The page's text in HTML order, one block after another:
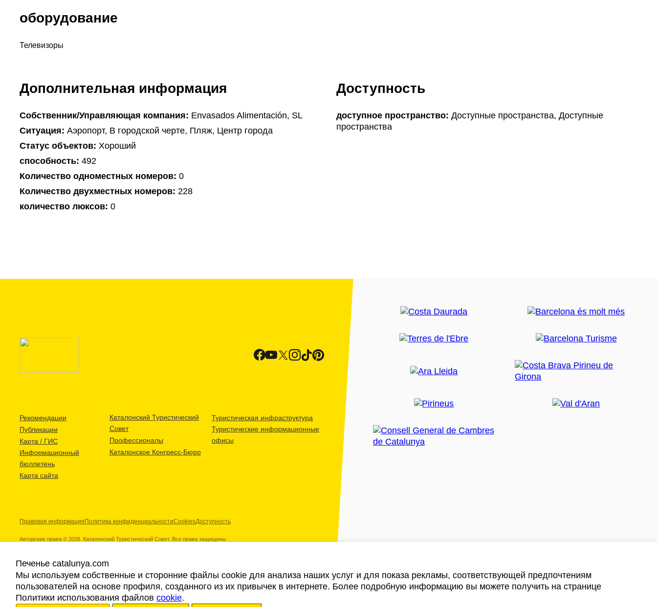
оборудование
Телевизоры
Дополнительная информация
Собственник/Управляющая компания: Envasados Alimentación, SL
Ситуация: Аэропорт, В городской черте, Пляж, Центр города
Статус объектов: Хороший
способность: 492
Количество одноместных номеров: 0
Количество двухместных номеров: 228
количество люксов: 0
Доступность
доступное пространство: Доступные пространства, Доступные
пространства
Рекомендации
Публикации
Карта / ГИС
Информационный
бюллетень
Карта сайта
Каталонский Туристический
Совет
Профессионалы
Каталонское Конгресс-Бюро
Туристическая инфраструктура
Туристические информационные
офисы
Правовая информация Политика конфиденциальностиCookiesДоступность
Авторские права © 2026. Каталонский Туристический Совет. Все права защищены.
Наши партнеры
Печенье catalunya.com
Мы используем собственные и сторонние файлы cookie для анализа наших услуг и для показа рекламы, соответствующей предпочтениям
пользователей на основе профиля, созданного из их привычек в интернете. Более подробную информацию вы можете получить на странице
Политики использования файлов cookie.